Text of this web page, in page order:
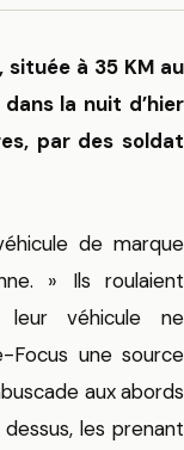
située à 35 KM au
la nuit d’hier
par des soldat
de marque
» Ils roulaient
véhicule ne
Focus une source
aux abords
les prenant